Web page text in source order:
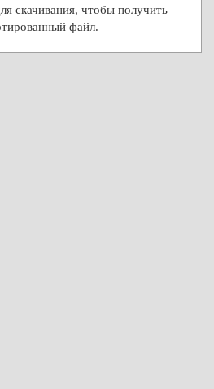
скачивания, чтобы получить
файл.